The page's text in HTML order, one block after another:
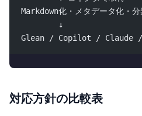
Markdown化・メタデータ化・
        ↓
Glean / Copilot / Claude / 社
対応方針の比較表